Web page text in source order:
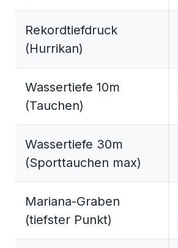
Rekordtiefdruck
(Hurrikan)
Wassertiefe 10m
(Tauchen)
Wassertiefe 30m
(Sporttauchen max)
Mariana-Graben
(tiefster Punkt)